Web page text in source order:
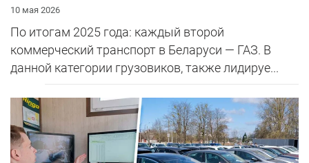
10 мая 2026
По итогам 2025 года: каждый второй
коммерческий транспорт в Беларуси — ГАЗ. В
данной категории грузовиков, также лидируе...